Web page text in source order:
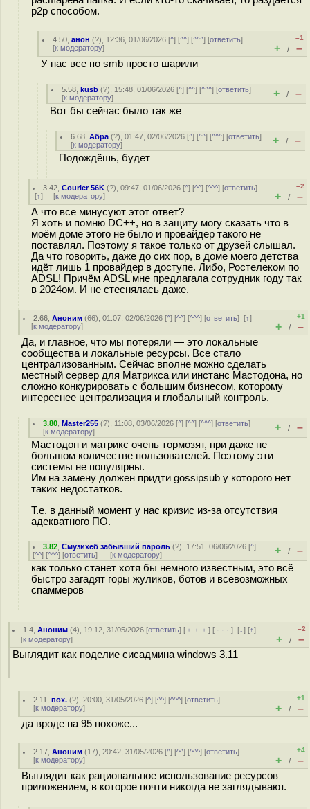
p2p способом.
4.50 ,анон (?), 12:36, 01/06/2026 [^] [^^] [^^^] [ответить]
[к модератору]
–1
+ / –
У нас все по smb просто шарили
5.58 ,kusb (?), 15:48, 01/06/2026 [^] [^^] [^^^] [ответить]
[к модератору] + / –
Вот бы сейчас было так же
6.68 ,Абра (?), 01:47, 02/06/2026 [^] [^^] [^^^] [ответить]
[к модератору] + / –
Подождёшь, будет
3.42 ,Courier 56K (?), 09:47, 01/06/2026 [^] [^^] [^^^] [ответить]
[↑] [к модератору]
–2
+ / –
А что все минусуют этот ответ?
Я хоть и помню DC++, но в защиту могу сказать что в
моём доме этого не было и провайдер такого не
поставлял. Поэтому я такое только от друзей слышал.
Да что говорить, даже до сих пор, в доме моего детства
идёт лишь 1 провайдер в доступе. Либо, Ростелеком по
ADSL! Причём ADSL мне предлагала сотрудник году так
в 2024ом. И не стеснялась даже.
2.66 ,Аноним (66), 01:07, 02/06/2026 [^] [^^] [^^^] [ответить][↑]
[к модератору]
+1
+ / –
Да, и главное, что мы потеряли — это локальные
сообщества и локальные ресурсы. Все стало
централизованным. Сейчас вполне можно сделать
местный сервер для Матрикса или инстанс Мастодона, но
сложно конкурировать с большим бизнесом, которому
интереснее централизация и глобальный контроль.
3.80 ,Master255 (?), 11:08, 03/06/2026 [^] [^^] [^^^] [ответить]
[к модератору] + / –
Мастодон и матрикс очень тормозят, при даже не
большом количестве пользователей. Поэтому эти
системы не популярны.
Им на замену должен придти gossipsub у которого нет
таких недостатков.
Т.е. в данный момент у нас кризис из-за отсутствия
адекватного ПО.
3.82 ,Смузихеб забывший пароль (?), 17:51, 06/06/2026 [^]
[^^] [^^^] [ответить] [к модератору] + / –
как только станет хотя бы немного известным, это всё
быстро загадят горы жуликов, ботов и всевозможных
спаммеров
1.4 ,Аноним (4), 19:12, 31/05/2026 [ответить] [ ﹢﹢﹢] [ · · ·][↓] [↑]
[к модератору]
–2
+ / –
Выглядит как поделие сисадмина windows 3.11
2.11 ,пох. (?), 20:00, 31/05/2026 [^] [^^] [^^^] [ответить]
[к модератору]
+1
+ / –
да вроде на 95 похоже...
2.17 ,Аноним (17), 20:42, 31/05/2026 [^] [^^] [^^^] [ответить]
[к модератору]
+4
+ / –
Выглядит как рациональное использование ресурсов
приложением, в которое почти никогда не заглядывают.